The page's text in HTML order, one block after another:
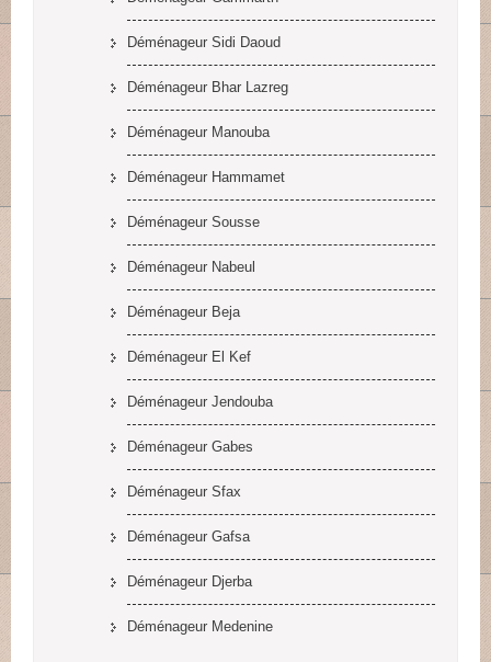
Déménageur Sidi Daoud
Déménageur Bhar Lazreg
Déménageur Manouba
Déménageur Hammamet
Déménageur Sousse
Déménageur Nabeul
Déménageur Beja
Déménageur El Kef
Déménageur Jendouba
Déménageur Gabes
Déménageur Sfax
Déménageur Gafsa
Déménageur Djerba
Déménageur Medenine